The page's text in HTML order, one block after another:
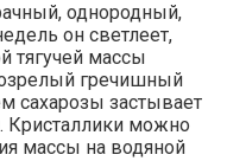
однородный,
он светлеет,
тягучей массы
гречишный
застывает
Кристаллики можно
массы на водяной